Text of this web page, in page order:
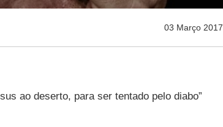
03 Março 2017
ao deserto, para ser tentado pelo diabo”